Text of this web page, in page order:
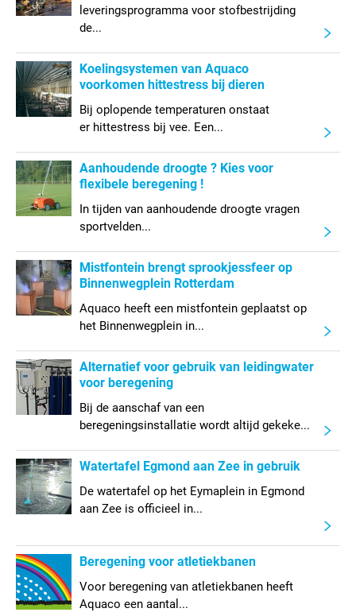
leveringsprogramma voor stofbestrijding
de...
Koelingsystemen van Aquaco
voorkomen hittestress bij dieren
Bij oplopende temperaturen onstaat
er hittestress bij vee. Een...
Aanhoudende droogte ? Kies voor
flexibele beregening !
In tijden van aanhoudende droogte vragen
sportvelden...
Mistfontein brengt sprookjessfeer op
Binnenwegplein Rotterdam
Aquaco heeft een mistfontein geplaatst op
het Binnenwegplein in...
Alternatief voor gebruik van leidingwater
voor beregening
Bij de aanschaf van een
beregeningsinstallatie wordt altijd gekeke...
Watertafel Egmond aan Zee in gebruik
De watertafel op het Eymaplein in Egmond
aan Zee is officieel in...
Beregening voor atletiekbanen
Voor beregening van atletiekbanen heeft
Aquaco een aantal...